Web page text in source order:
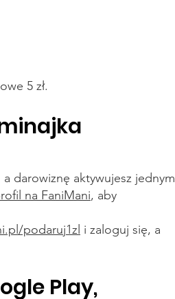
5 zł.
darowiznę aktywujesz jednym
na FaniMani, aby
podaruj1zl i zaloguj się, a
Play,